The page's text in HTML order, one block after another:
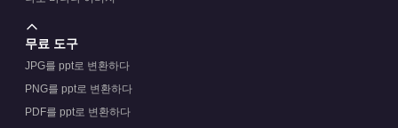
무료 도구
JPG를 ppt로 변환하다
PNG를 ppt로 변환하다
PDF를 ppt로 변환하다